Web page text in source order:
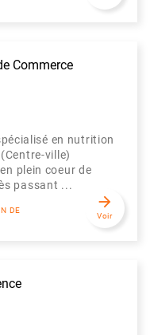
Commerce
en nutrition
(Centre-ville)
plein coeur de
passant ...
DE
arrow_forward
Voir